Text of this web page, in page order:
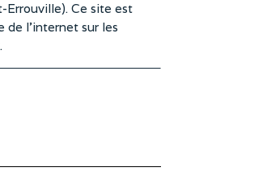
Ce site est
de l’internet sur les